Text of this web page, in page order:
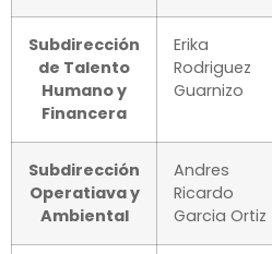
Subdirección
de Talento
Humano y
Financera
Erika
Rodriguez
Guarnizo
Subdirección
Operatiava y
Ambiental
Andres
Ricardo
Garcia Ortiz